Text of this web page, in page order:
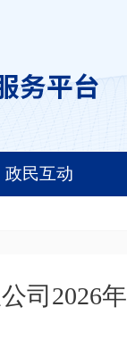
政民互动
司2026